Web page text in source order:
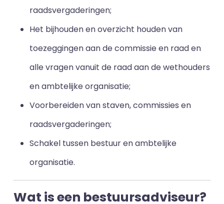
raadsvergaderingen;
Het bijhouden en overzicht houden van
toezeggingen aan de commissie en raad en
alle vragen vanuit de raad aan de wethouders
en ambtelijke organisatie;
Voorbereiden van staven, commissies en
raadsvergaderingen;
Schakel tussen bestuur en ambtelijke
organisatie.
Wat is een bestuursadviseur?